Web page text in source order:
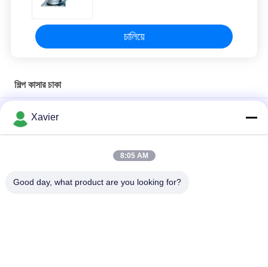
চালিয়ে
শিল্প কাসার চাকা
মুভিং পণ্য জন্য পুশ কার্ট ট্রলি 130mm উচ্চতা জন্য নাইলন শিল্পকৌশল নিক্ষেপকারী চাকা
3 ইঞ্চি হেভি ডিউটি ​​সুইভেল কাস্টারস, ব্রাভের সাথে ইউনিভার্সাল এন্টি স্ট্যাটিক কাস্টার চাকা
৩ ইঞ্চি লিন টিউব কাস্টার সম্প্রসারণ ইউনিভার্সাল হুইল যৌগিক তারের রড গোলাকার টিউব
Xavier
8:05 AM
Good day, what product are you looking for?